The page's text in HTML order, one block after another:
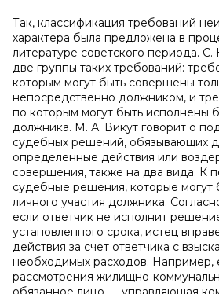
Так, классификация требований
характера была предложена в
литературе советского периода.
две группы таких требований:
которым могут быть совершены
непосредственно должником, и
по которым могут быть исполнены
должника. М. А. Викут говорит о
судебных решений, обязывающих
определенные действия или
совершения, также на два вида. К
судебные решения, которые могут
личного участия должника.
если ответчик не исполнит
установленного срока, истец
действия за счет ответчика с
необходимых расходов. Например,
рассмотрения жилищно-